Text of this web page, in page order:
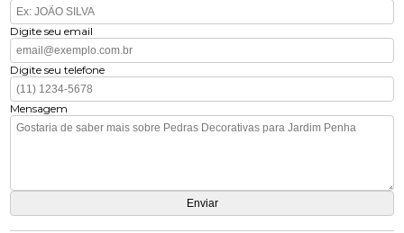
Digite seu email
Digite seu telefone
Mensagem